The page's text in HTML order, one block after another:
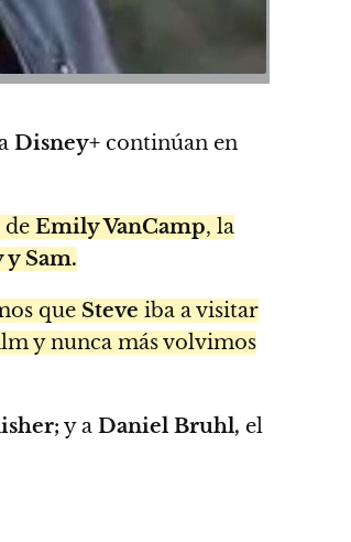
Disney+ continúan en
de Emily VanCamp, la
Sam.
que Steve iba a visitar
y nunca más volvimos
y a Daniel Bruhl, el